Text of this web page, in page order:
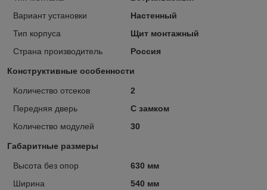
Вариант установки
Настенный
Тип корпуса
Щит монтажный
Страна производитель
Россия
Конструктивные особенности
Количество отсеков
2
Передняя дверь
С замком
Количество модулей
30
Габаритные размеры
Высота без опор
630 мм
Ширина
540 мм